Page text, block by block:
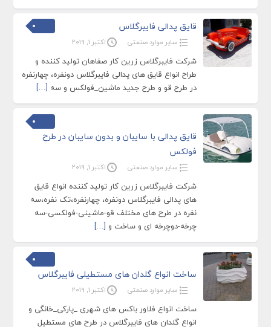
قایق پدالی فایبرگلاس
سایر موارد صنعتی اکتبر 1, 2019
شرکت فایبرگلاس زرین کار صفاهان تولید کننده و
طراح انواع قایق های پدالی فایبرگلاس دونفره، چهارنفره
در طرح قو و طرح جدید ماشین_فولکس و سه […]
قایق پدالی با سایبان و بدون سایبان در طرح
فولکس
سایر موارد صنعتی اکتبر 1, 2019
شرکت فایبرگلاس زرین کار تولید کننده انواع قایق
های پدالی فایبرگلاس دونفره، چهارنفره،تک نفره،سه
نفره در طرح های مختلف قو-ماشینی-فولکسی-سه
چرخه-دوچرخه ای و ساخت و […]
ساخت انواع گلدان های مستطیلی فایبرگلاس
سایر موارد صنعتی اکتبر 1, 2019
ساخت انواع فلاور باکس های شهری _پارکی_خانگی و
انواع گلدان های فایبرگلاس در طرح های مستطیل